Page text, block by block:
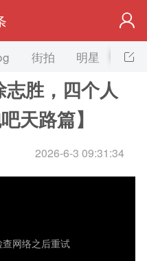
街拍 明星 美女
胜，四个人
天路篇】
2026-6-3 09:31:34